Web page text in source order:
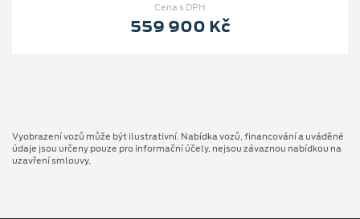
Cena s DPH
559 900 Kč
Vyobrazení vozů může být ilustrativní. Nabídka vozů, financování a uváděné
údaje jsou určeny pouze pro informační účely, nejsou závaznou nabídkou na
uzavření smlouvy.